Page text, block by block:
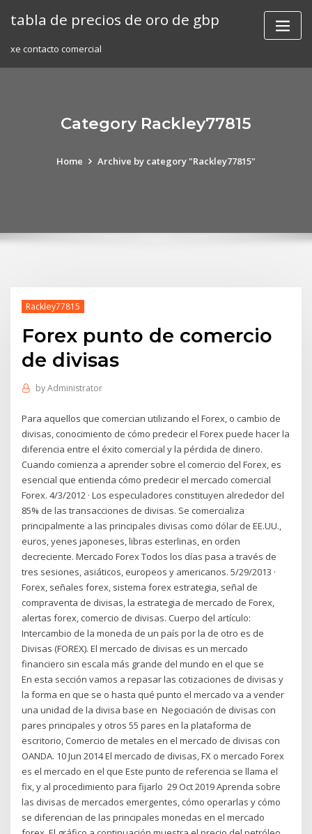
tabla de precios de oro de gbp
xe contacto comercial
Category Rackley77815
Home Archive by category "Rackley77815"
Rackley77815
Forex punto de comercio
de divisas
byAdministrator
Para aquellos que comercian utilizando el Forex, o cambio de
divisas, conocimiento de cómo predecir el Forex puede hacer la
diferencia entre el éxito comercial y la pérdida de dinero.
Cuando comienza a aprender sobre el comercio del Forex, es
esencial que entienda cómo predecir el mercado comercial
Forex. 4/3/2012 · Los especuladores constituyen alrededor del
85% de las transacciones de divisas. Se comercializa
principalmente a las principales divisas como dólar de EE.UU.,
euros, yenes japoneses, libras esterlinas, en orden
decreciente. Mercado Forex Todos los días pasa a través de
tres sesiones, asiáticos, europeos y americanos. 5/29/2013 ·
Forex, señales forex, sistema forex estrategia, señal de
compraventa de divisas, la estrategia de mercado de Forex,
alertas forex, comercio de divisas. Cuerpo del artículo:
Intercambio de la moneda de un país por la de otro es de
Divisas (FOREX). El mercado de divisas es un mercado
financiero sin escala más grande del mundo en el que se
En esta sección vamos a repasar las cotizaciones de divisas y
la forma en que se o hasta qué punto el mercado va a vender
una unidad de la divisa base en Negociación de divisas con
pares principales y otros 55 pares en la plataforma de
escritorio, Comercio de metales en el mercado de divisas con
OANDA. 10 Jun 2014 El mercado de divisas, FX o mercado Forex
es el mercado en el que Este punto de referencia se llama el
fix, y al procedimiento para fijarlo 29 Oct 2019 Aprenda sobre
las divisas de mercados emergentes, cómo operarlas y cómo
se diferencian de las principales monedas en el mercado